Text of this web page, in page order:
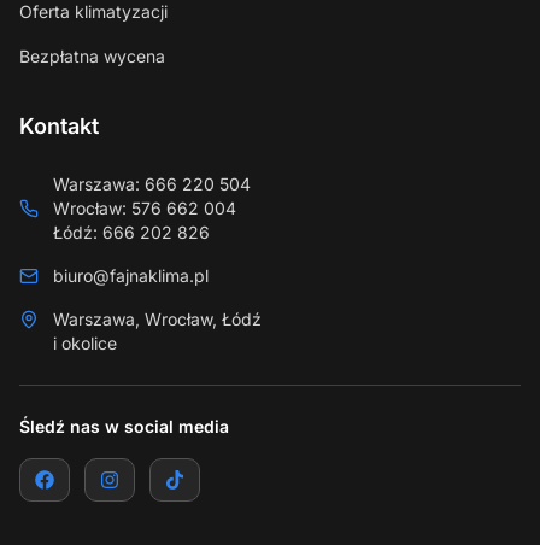
Oferta klimatyzacji
Bezpłatna wycena
Kontakt
Warszawa: 666 220 504
Wrocław: 576 662 004
Łódź: 666 202 826
biuro@fajnaklima.pl
Warszawa, Wrocław, Łódź
i okolice
Śledź nas w social media